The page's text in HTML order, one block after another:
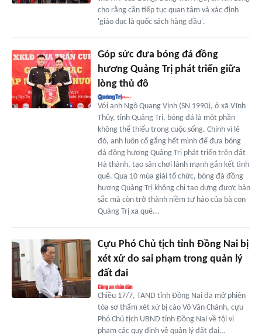
cho rằng cần tiếp tục quan tâm và xác định
'giáo dục là quốc sách hàng đầu'.
Góp sức đưa bóng đá đồng
hương Quảng Trị phát triển giữa
lòng thủ đô
Với anh Ngô Quang Vịnh (SN 1990), ở xã Vĩnh
Thủy, tỉnh Quảng Trị, bóng đá là một phần
không thể thiếu trong cuộc sống. Chính vì lẽ
đó, anh luôn cố gắng hết mình để đưa bóng
đá đồng hương Quảng Trị phát triển trên đất
Hà thành, tạo sân chơi lành mạnh gắn kết tình
quê. Qua 10 mùa giải tổ chức, bóng đá đồng
hương Quảng Trị không chỉ tạo dựng được bản
sắc mà còn trở thành niềm tự hào của bà con
Quảng Trị xa quê...
Cựu Phó Chủ tịch tỉnh Đồng Nai bị
xét xử do sai phạm trong quản lý
đất đai
Chiều 17/7, TAND tỉnh Đồng Nai đã mở phiên
tòa sơ thẩm xét xử bị cáo Võ Văn Chánh, cựu
Phó Chủ tịch UBND tỉnh Đồng Nai về tội vi
phạm các quy định về quản lý đất đai…